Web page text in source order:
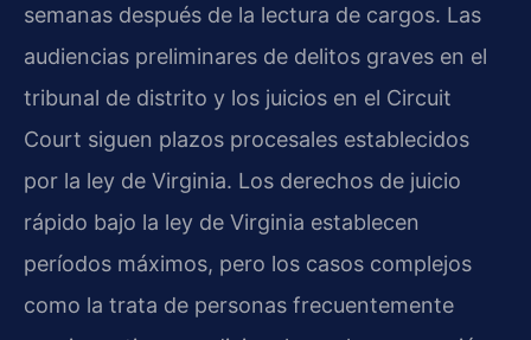
semanas después de la lectura de cargos. Las
audiencias preliminares de delitos graves en el
tribunal de distrito y los juicios en el Circuit
Court siguen plazos procesales establecidos
por la ley de Virginia. Los derechos de juicio
rápido bajo la ley de Virginia establecen
períodos máximos, pero los casos complejos
como la trata de personas frecuentemente